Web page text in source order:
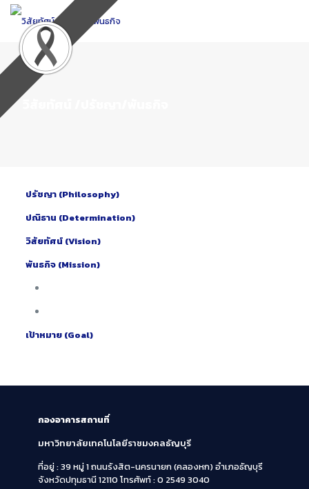
Skip
Content
ปรัชญา (Philosophy)
ปณิธาน (Determination)
วิสัยทัศน์ (Vision)
พันธกิจ(Mission)
เป้าหมาย (Goal)
กองอาคารสถานที่
มหาวิทยาลัยเทคโนโลยีราชมงคลธัญบุรี
ที่อยู่ : 39 หมู่ 1 ถนนรังสิต-นครนายก (คลองหก)อำเภอธัญบุรี
จังหวัดปทุมธานี 12110 โทรศัพท์ : 0 2549 3040